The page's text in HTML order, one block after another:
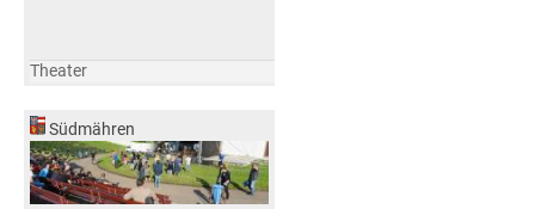
Theater
Südmähren